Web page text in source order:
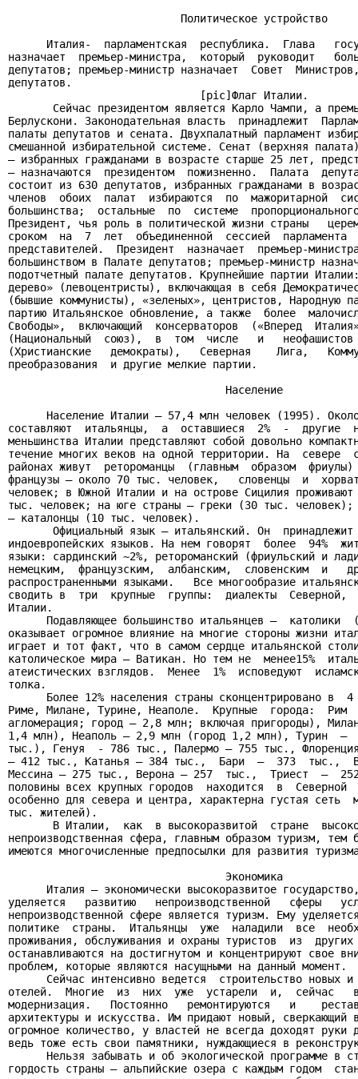
                           Политическое устройство
Италия-  парламентская  республика.  Глава
назначает  премьер-министра,  который  руководит
депутатов; премьер-министр назначает  Совет
депутатов.
                              [pic]Флаг Италии.
Сейчас президентом является Карло Чампи, а
Берлускони. Законодательная власть  принадлежит
палаты депутатов и сената. Двухпалатный парламент
смешанной избирательной системе. Сенат (верхняя
– избранных гражданами в возрасте старше 25 лет,
– назначаются  президентом  пожизненно.  Палата
состоит из 630 депутатов, избранных гражданами в
членов  обоих  палат  избираются  по  мажоритарной
большинства;  остальные  по  системе
Президент, чья роль в политической жизни страны
сроком  на  7  лет  объединенной  сессией
представителей.  Президент  назначает  премьер-
большинством в Палате депутатов; премьер-министр
подотчетный палате депутатов. Крупнейшие партии
дерево» (левоцентристы), включающая в себя
(бывшие коммунисты), «зеленых», центристов, Народную
партию Итальянское обновление, а также  более
Свободы»,  включающий  консерваторов  («Вперед
(Национальный  союз),  в  том  числе   и   неофашистов
(Христианские   демократы),   Северная    Лига,
преобразования  и другие мелкие партии.
                                  Население
Население Италии – 57,4 млн человек (1995).
составляют  итальянцы,  а  оставшиеся  2%  -  другие
меньшинства Италии представляют собой довольно
течение многих веков на одной территории. На  севере
районах живут  ретороманцы  (главным  образом
французы – около 70 тыс. человек,   словенцы  и
человек; в Южной Италии и на острове Сицилия
тыс. человек; на юге страны – греки (30 тыс. человек);
– каталонцы (10 тыс. человек).
Официальный язык – итальянский. Он
индоевропейских языков. На нем говорят  более  94%
языки: сардинский ~2%, ретороманский (фриульский и
немецким,  французским,  албанским,  словенским  и
распространенными языками.   Все многообразие
сводить в  три  крупные  группы:  диалекты  Северной,
Италии.
Подавляющее большинство итальянцев –  католики
оказывает огромное влияние на многие стороны жизни
играет и тот факт, что в самом сердце итальянской
католическое мира – Ватикан. Но тем не  менее15%
атеистических взглядов.  Менее  1%  исповедуют
толка.
Более 12% населения страны сконцентрировано в
Риме, Милане, Турине, Неаполе.  Крупные  города:
агломерация; город – 2,8 млн; включая пригороды),
1,4 млн), Неаполь – 2,9 млн (город 1,2 млн), Турин  –
тыс.), Генуя  - 786 тыс., Палермо – 755 тыс.,
– 412 тыс., Катанья – 384 тыс.,  Бари  –  373  тыс.,
Мессина – 275 тыс., Верона – 257  тыс.,  Триест  –
половины всех крупных городов  находится  в
особенно для севера и центра, характерна густая сеть
тыс. жителей).
В Италии,  как  в высокоразвитой  стране
непроизводственная сфера, главным образом туризм,
имеются многочисленные предпосылки для развития
                                  Экономика
Италия – экономически высокоразвитое
уделяется   развитию   непроизводственной   сферы
непроизводственной сфере является туризм. Ему
политике  страны.  Итальянцы  уже  наладили  все
проживания, обслуживания и охраны туристов  из
останавливаются на достигнутом и концентрируют свое
проблем, которые являются насущными на данный момент.
Сейчас интенсивно ведется  строительство новых
отелей.  Многие  из  них  уже  устарели  и,  сейчас
модернизация.   Постоянно   ремонтируются   и
архитектуры и искусства. Им придают новый,
огромное количество, у властей не всегда доходят
ведь тоже есть свои памятники, нуждающиеся в
Нельзя забывать и об экологической программе в
гордость страны – альпийские озера с каждым годом